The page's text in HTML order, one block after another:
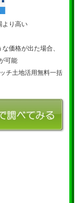
より高い
価格が出た場合、
可能
チ土地活用無料一括